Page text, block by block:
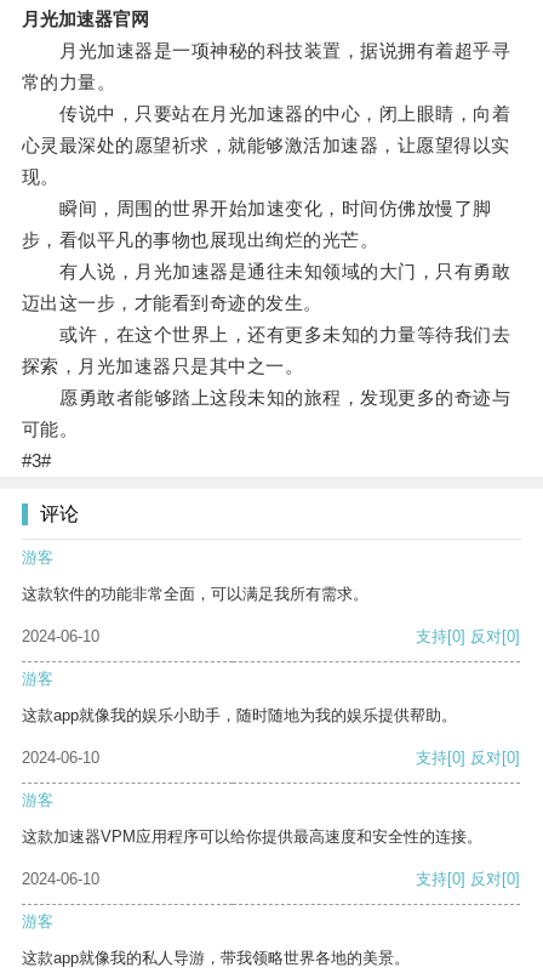
月光加速器官网
月光加速器是一项神秘的科技装置，据说拥有着超乎寻
常的力量。
传说中，只要站在月光加速器的中心，闭上眼睛，向着
心灵最深处的愿望祈求，就能够激活加速器，让愿望得以实
现。
瞬间，周围的世界开始加速变化，时间仿佛放慢了脚
步，看似平凡的事物也展现出绚烂的光芒。
有人说，月光加速器是通往未知领域的大门，只有勇敢
迈出这一步，才能看到奇迹的发生。
或许，在这个世界上，还有更多未知的力量等待我们去
探索，月光加速器只是其中之一。
愿勇敢者能够踏上这段未知的旅程，发现更多的奇迹与
可能。
#3#
评论
游客
这款软件的功能非常全面，可以满足我所有需求。
2024-06-10 支持[0] 反对[0]
游客
这款app就像我的娱乐小助手，随时随地为我的娱乐提供帮助。
2024-06-10 支持[0] 反对[0]
游客
这款加速器VPM应用程序可以给你提供最高速度和安全性的连接。
2024-06-10 支持[0] 反对[0]
游客
这款app就像我的私人导游，带我领略世界各地的美景。